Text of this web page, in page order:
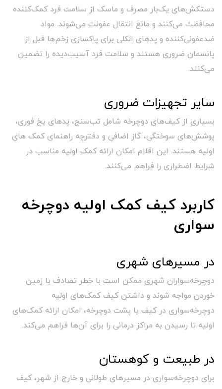
دستکش‌های یک‌بار مصرف و ماسک از سلامت فرد کمک‌کننده
محافظت می‌کنند و مانع انتقال عفونت می‌شوند. مواد
ضدعفونی‌کننده و پدهای الکلی برای پاکسازی زخم‌ها قبل از
پانسمان ضروری هستند و سلامت فرد آسیب‌دیده را تضمین
می‌کنند.
سایر تجهیزات ضروری
بسیاری از کیف‌های دوچرخه شامل تب‌سنج، پدهای یخ فوری،
پوشش‌های سوختگی، گاز اضافی و دفترچه راهنمای کمک های
اولیه هستند. این اقلام امکان ارائه کمک اولیه مناسب در
شرایط اضطراری را فراهم می‌کنند.
کاربرد کیف کمک اولیه دوچرخه
سواری
در مسیرهای شهری
دوچرخه‌سواران شهری ممکن است با خطر تصادف یا زمین
خوردن مواجه شوند و داشتن کیف کمک‌های اولیه
دوچرخه‌سواری در کیف یا پشت دوچرخه، امکان ارائه کمک‌های
اولیه تا رسیدن به مراکز درمانی را برای آن‌ها فراهم می‌کند.
در طبیعت و کوهستان
برای دوچرخه‌سواری در مسیرهای طولانی و خارج از شهر، کیف